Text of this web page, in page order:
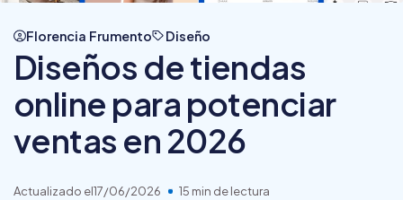
Florencia Frumento Diseño
Diseños de tiendas
online para potenciar
ventas en 2026
Actualizado el17/06/2026 15 min de lectura